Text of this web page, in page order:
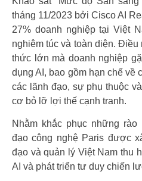
tháng 11/2023 bởi Cisco AI
27% doanh nghiệp tại Việt
nghiêm túc và toàn diện.
thức lớn mà doanh nghiệp
dụng AI, bao gồm hạn chế về
các lãnh đạo, sự phụ thuộc
cơ bỏ lỡ lợi thế cạnh tranh.
Nhằm khắc phục những
đạo công nghệ Paris được
đạo và quản lý Việt Nam thu
AI và phát triển tư duy chiến